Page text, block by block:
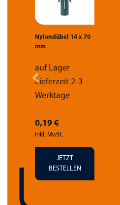
Nylondübel 14 x 70
mm
auf Lager
Lieferzeit 2-3
Werktage
0,19 €
inkl. MwSt.
JETZT
BESTELLEN